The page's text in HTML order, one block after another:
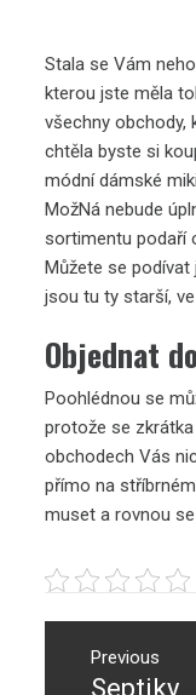
Stala se Vám
kterou jste měla
všechny obchody,
chtěla byste si
módní dámské
MožNá nebude
sortimentu podaří
Můžete se podívat
jsou tu ty starší,
Objednat
Poohlédnou se
protože se
obchodech Vás
přímo na
muset a rovnou
Navigace
Previous
Previous
Septiky